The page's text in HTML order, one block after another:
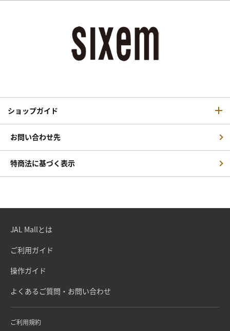
ショップガイド
お問い合わせ先
特商法に基づく表示
JAL Mallとは
ご利用ガイド
操作ガイド
よくあるご質問・お問い合わせ
ご利用規約